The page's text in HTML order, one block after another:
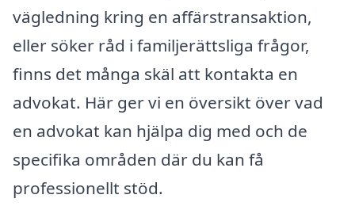
vägledning kring en affärstransaktion,
eller söker råd i familjerättsliga frågor,
finns det många skäl att kontakta en
advokat. Här ger vi en översikt över vad
en advokat kan hjälpa dig med och de
specifika områden där du kan få
professionellt stöd.